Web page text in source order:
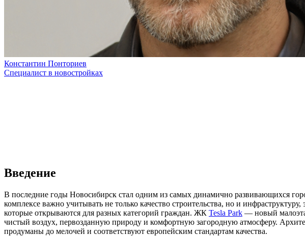
Константин Понториев
Специалист в новостройках
Введение
В последние годы Новосибирск стал одним из самых динамично развивающихся
комплексе важно учитывать не только качество строительства, но и
которые открываются для разных категорий граждан. ЖК Tesla Park — новый
чистый воздух, первозданную природу и комфортную загородную атмосферу.
продуманы до мелочей и соответствуют европейским стандартам качества.